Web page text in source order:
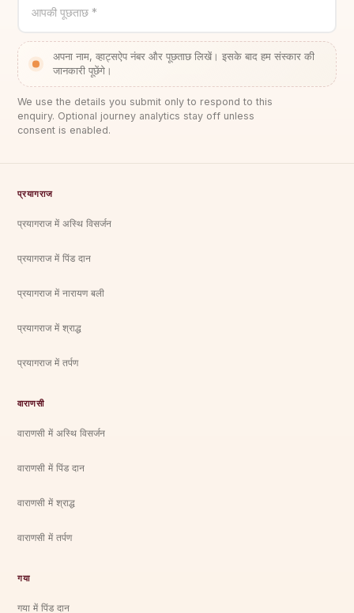
आपकी पूछताछ *
अपना नाम, व्हाट्सऐप नंबर और पूछताछ लिखें। इसके बाद हम संस्कार की
जानकारी पूछेंगे।
We use the details you submit only to respond to this
enquiry. Optional journey analytics stay off unless
consent is enabled.
प्रयागराज
प्रयागराज में अस्थि विसर्जन
प्रयागराज में पिंड दान
प्रयागराज में नारायण बली
प्रयागराज में श्राद्ध
प्रयागराज में तर्पण
वाराणसी
वाराणसी में अस्थि विसर्जन
वाराणसी में पिंड दान
वाराणसी में श्राद्ध
वाराणसी में तर्पण
गया
गया में पिंड दान